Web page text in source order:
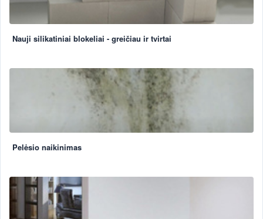
Nauji silikatiniai blokeliai - greičiau ir tvirtai
Pelėsio naikinimas